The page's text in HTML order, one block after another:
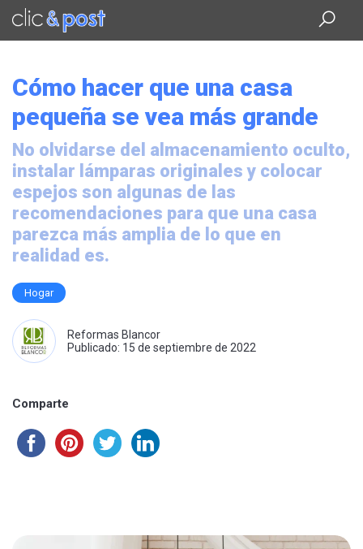
Saltar
contenido
Cómo hacer que una casa
pequeña se vea más grande
No olvidarse del almacenamiento oculto,
instalar lámparas originales y colocar
espejos son algunas de las
recomendaciones para que una casa
parezca más amplia de lo que en
realidad es.
Hogar
Reformas Blancor
Publicado: 15 de septiembre de 2022
Comparte